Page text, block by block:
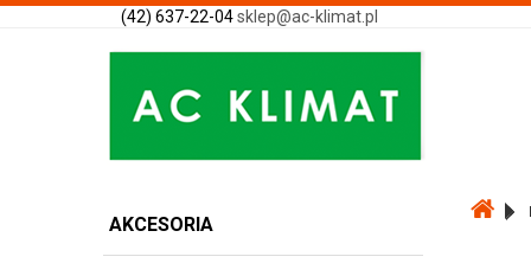
(42) 637-22-04sklep@ac-klimat.pl
AKCESORIA